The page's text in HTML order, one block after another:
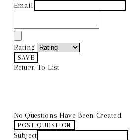
Email
Rating
SAVE
Return To List
No Questions Have Been Created.
POST QUESTION
Subject